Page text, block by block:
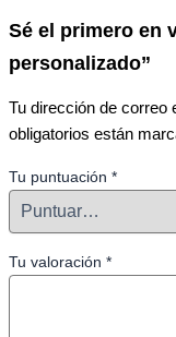
Sé el primero en
personalizado”
Tu dirección de correo
obligatorios están
Tu puntuación *
Tu valoración *